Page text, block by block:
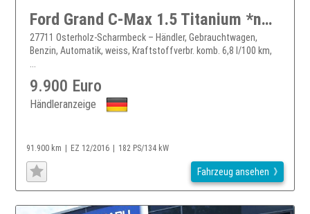
Ford Grand C-Max 1.5 Titanium *nur 92 TKM*2.Hand*Automatik*Kamera*AHK*Keyless Go*
27711 Osterholz-Scharmbeck – Händler, Gebrauchtwagen,
Benzin, Automatik, weiss, Kraftstoffverbr. komb. 6,8 l/100 km,
9.900 Euro
Händleranzeige
91.900 km EZ 12/2016 182 PS/134 kW
Fahrzeug ansehen